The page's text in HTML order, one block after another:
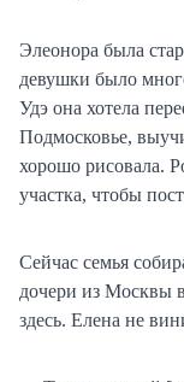
Элеонора была
девушки было
Удэ она хотела
Подмосковье,
хорошо рисовала.
участка, чтобы
Сейчас семья
дочери из Москвы
здесь. Елена не